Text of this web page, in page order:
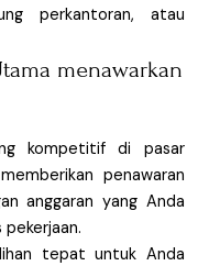
perkantoran, atau
menawarkan
kompetitif di pasar
penawaran
anggaran yang Anda
tepat untuk Anda